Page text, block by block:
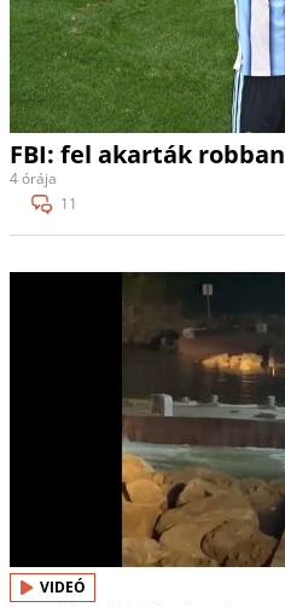
FBI: fel akarták
4 órája
11
VIDEÓ